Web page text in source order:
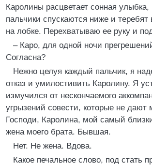
Каролины расцветает сонная улыбка,
пальчики спускаются ниже и
на лобке. Перехватываю ее руку и
– Каро, для одной ночи
Согласна?
Нежно целуя каждый пальчик, я
отказ и умилостивить Каролину. Я
измучился от нескончаемого
угрызений совести, которые не дают
Господи, Каролина, мой самый
жена моего брата. Бывшая.
Нет. Не жена. Вдова.
Какое печальное слово, под стать